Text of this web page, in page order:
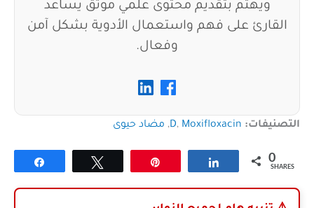
ويهتم بتقديم محتوى علمي موثق يساعد
القارئ على فهم واستعمال الأدوية بشكل آمن
وفعال.
التصنيفات: D, Moxifloxacin
, مضاد حيوى
Share 0
SHARES